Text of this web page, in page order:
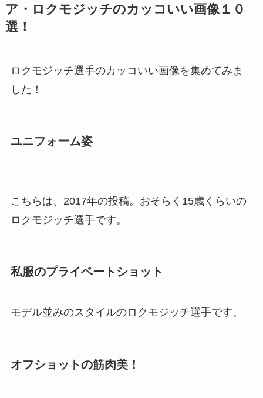
ア・ロクモジッチのカッコいい画像１０
選！
ロクモジッチ選手のカッコいい画像を集めてみま
した！
ユニフォーム姿
こちらは、2017年の投稿。おそらく15歳くらいの
ロクモジッチ選手です。
私服のプライベートショット
モデル並みのスタイルのロクモジッチ選手です。
オフショットの筋肉美！